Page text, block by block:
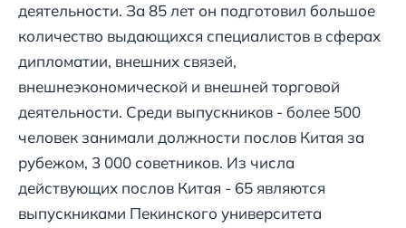
деятельности. За 85 лет он подготовил большое
количество выдающихся специалистов в сферах
дипломатии, внешних связей,
внешнеэкономической и внешней торговой
деятельности. Среди выпускников - более 500
человек занимали должности послов Китая за
рубежом, 3 000 советников. Из числа
действующих послов Китая - 65 являются
выпускниками Пекинского университета